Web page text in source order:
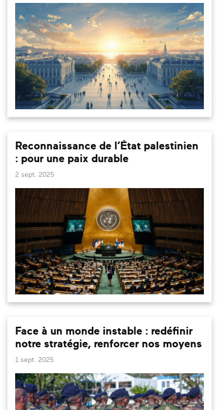
Reconnaissance de l’État palestinien
: pour une paix durable
2 sept. 2025
Face à un monde instable : redéfinir
notre stratégie, renforcer nos moyens
1 sept. 2025